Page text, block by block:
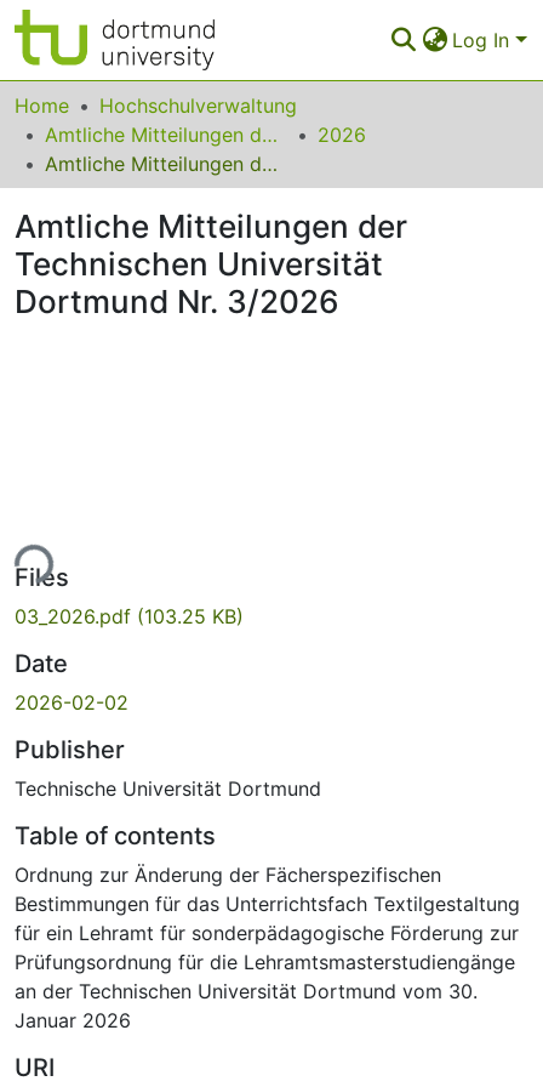
Log In
Communities & Collections
All of Eldorado
FAQ
Policy
Home
Hochschulverwaltung
Amtliche Mitteilungen der Technischen Universität Dortmund
2026
Amtliche Mitteilungen der Technischen Universität Dortmund Nr. 3/2026
Amtliche Mitteilungen der
Technischen Universität
Dortmund Nr. 3/2026
Files
03_2026.pdf (103.25 KB)
Date
2026-02-02
Publisher
Technische Universität Dortmund
Table of contents
Ordnung zur Änderung der Fächerspezifischen
Bestimmungen für das Unterrichtsfach Textilgestaltung
für ein Lehramt für sonderpädagogische Förderung zur
Prüfungsordnung für die Lehramtsmasterstudiengänge
an der Technischen Universität Dortmund vom 30.
Januar 2026
URI